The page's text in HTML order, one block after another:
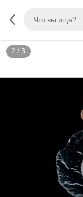
3 / 3